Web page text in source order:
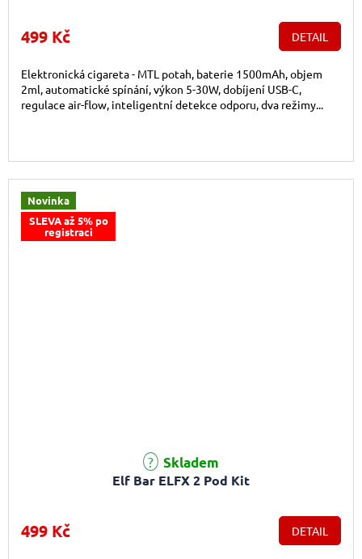
499 Kč DETAIL
Elektronická cigareta - MTL potah, baterie 1500mAh, objem
2ml, automatické spínání, výkon 5-30W, dobíjení USB-C,
regulace air-flow, inteligentní detekce odporu, dva režimy...
Novinka
SLEVA až 5% po
registraci
Elf Bar ELFX 2 Pod Kit
Skladem
499 Kč DETAIL